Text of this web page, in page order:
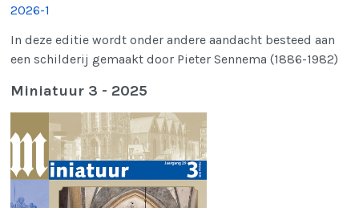
2026-1
In deze editie wordt onder andere aandacht besteed aan
een schilderij gemaakt door Pieter Sennema (1886-1982)
Miniatuur 3 - 2025